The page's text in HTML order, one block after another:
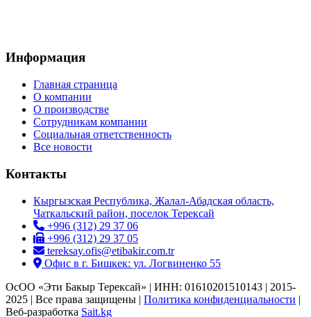
Информация
Главная страница
О компании
О производстве
Сотрудникам компании
Социальная ответственность
Все новости
Контакты
Кыргызская Республика, Жалал-Абадская область,
Чаткальский район, поселок Терексай
+996 (312) 29 37 06
+996 (312) 29 37 05
tereksay.ofis@etibakir.com.tr
Офис в г. Бишкек: ул. Логвиненко 55
ОсОО «Эти Бакыр Терексай» | ИНН: 01610201510143 | 2015-
2025 | Все права защищены | Политика конфиденциальности |
Веб-разработка Sait.kg